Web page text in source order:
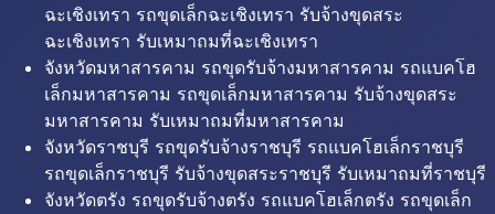
ฉะเชิงเทรา รถขุดเล็กฉะเชิงเทรา รับจ้างขุดสระ
ฉะเชิงเทรา รับเหมาถมที่ฉะเชิงเทรา
จังหวัดมหาสารคาม รถขุดรับจ้างมหาสารคาม รถแบคโฮ
เล็กมหาสารคาม รถขุดเล็กมหาสารคาม รับจ้างขุดสระ
มหาสารคาม รับเหมาถมที่มหาสารคาม
จังหวัดราชบุรี รถขุดรับจ้างราชบุรี รถแบคโฮเล็กราชบุรี
รถขุดเล็กราชบุรี รับจ้างขุดสระราชบุรี รับเหมาถมที่ราชบุรี
จังหวัดตรัง รถขุดรับจ้างตรัง รถแบคโฮเล็กตรัง รถขุดเล็ก